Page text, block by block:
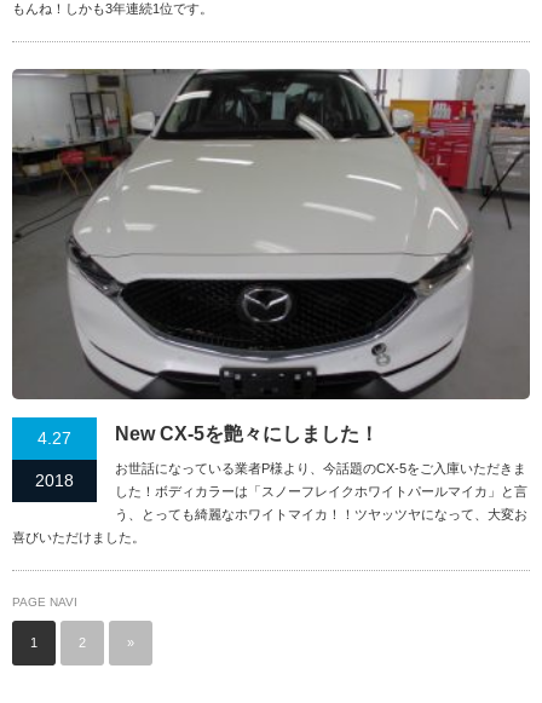
もんね！しかも3年連続1位です。
4.27
2018
New CX-5を艶々にしました！
お世話になっている業者P様より、今話題のCX-5をご入庫いただきま
した！ボディカラーは「スノーフレイクホワイトパールマイカ」と言
う、とっても綺麗なホワイトマイカ！！ツヤッツヤになって、大変お
喜びいただけました。
PAGE NAVI
1 2 »